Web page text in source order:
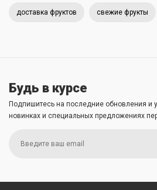
доставка фруктов свежие фрукты
Будь в курсе
Подпишитесь на последние обновления и
новинках и специальных предложениях